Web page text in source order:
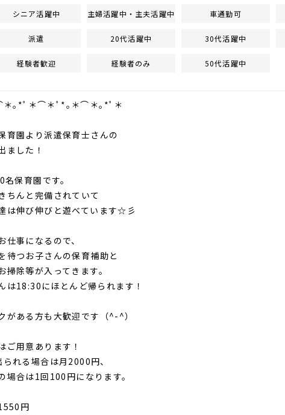
シニア活躍中 主婦活躍中・主夫活躍中 車通勤可
派遣 20代活躍中 30代活躍中
経験者歓迎 経験者のみ 50代活躍中
｡*ﾟ＊⌒＊ﾟ*｡＊⌒＊｡*ﾟ＊
育園より派遣保育士さんの
ました！
保育園です。
ちんと完備されていて
は伸び伸びと遊べています☆彡
仕事になるので、
待つお子さんの保育補助と
掃除等が入ってきます。
は18:30にほとんど帰られます！
がある方も大歓迎です（^-^）
ご用意あります！
れる場合は月2000円、
場合は1回100円になります。
円